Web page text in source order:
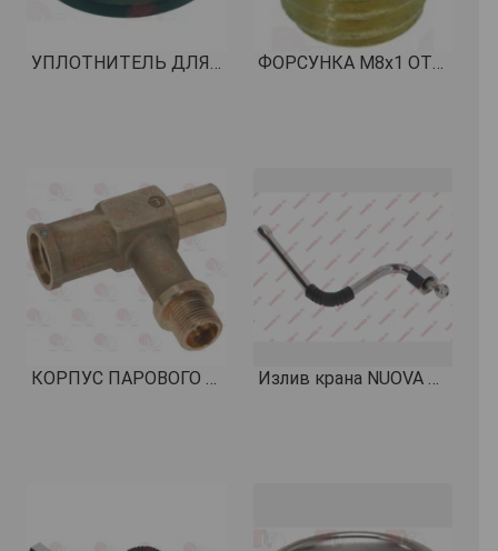
КОРПУС ПАРОВОГО КРАНА OT-57 КОД: 5083101 Излив крана NUOVA SIMONELLI APPIA